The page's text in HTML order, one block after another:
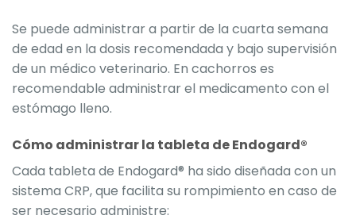
Se puede administrar a partir de la cuarta semana
de edad en la dosis recomendada y bajo supervisión
de un médico veterinario. En cachorros es
recomendable administrar el medicamento con el
estómago lleno.
Cómo administrar la tableta de Endogard®
Cada tableta de Endogard® ha sido diseñada con un
sistema CRP, que facilita su rompimiento en caso de
ser necesario administre: